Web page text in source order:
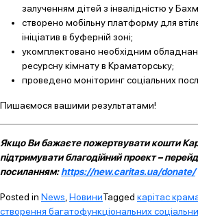
залученням дітей з інвалідністю у
створено мобільну платформу для
ініціатив в буферній зоні;
укомплектовано необхідним
ресурсну кімнату в Краматорську;
проведено моніторинг соціальних
Пишаємося вашими результатами!
Якщо Ви бажаєте пожертвувати кошти
підтримувати благодійний проект –
посиланням:https://new.caritas.ua/donate/
Posted in News НовиниTagged карітас
створення багатофункціональних